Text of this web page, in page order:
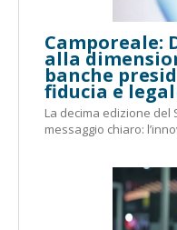
Camporeale:
alla
banche
fiducia e
La decima edizione del
messaggio chiaro: